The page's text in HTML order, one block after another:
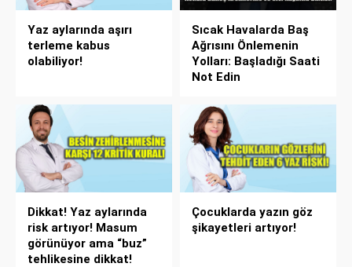
Yaz aylarında aşırı
terleme kabus
olabiliyor!
Sıcak Havalarda Baş
Ağrısını Önlemenin
Yolları: Başladığı Saati
Not Edin
Dikkat! Yaz aylarında
risk artıyor! Masum
görünüyor ama “buz”
tehlikesine dikkat!
Çocuklarda yazın göz
şikayetleri artıyor!